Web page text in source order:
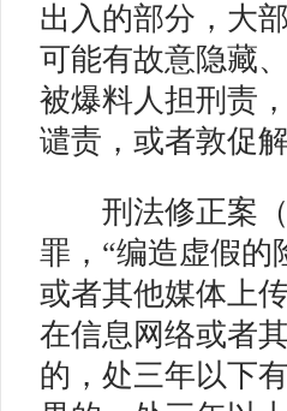
出入的部分，大
可能有故意隐藏
被爆料人担刑责
谴责，或者敦促
刑法修正案（
罪，“编造虚假的
或者其他媒体上
在信息网络或者
的，处三年以下